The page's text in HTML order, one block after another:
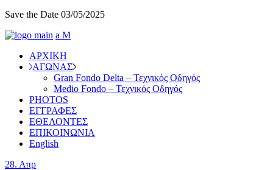
Save the Date 03/05/2025
ΑΡΧΙΚΗ
ΑΓΩΝΑΣ
Gran Fondo Delta – Τεχνικός Οδηγός
Medio Fondo – Τεχνικός Οδηγός
PHOTOS
ΕΓΓΡΑΦΕΣ
ΕΘΕΛΟΝΤΕΣ
EΠΙΚΟΙΝΩΝΙΑ
English
28. Απρ